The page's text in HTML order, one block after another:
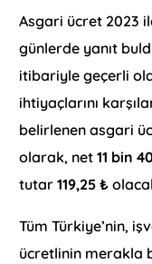
Asgari ücret 2023
günlerde yanıt
itibariyle geçerli
ihtiyaçlarını
belirlenen asgari
olarak, net11 bin
tutar119,25 ₺
Tüm Türkiye’nin,
ücretlinin merakla